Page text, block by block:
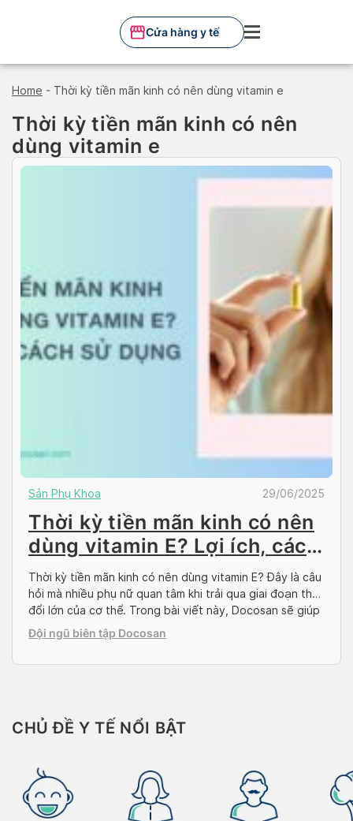
Cửa hàng y tế
Home - Thời kỳ tiền mãn kinh có nên dùng vitamin e
Thời kỳ tiền mãn kinh có nên
dùng vitamin e
Sản Phụ Khoa 29/06/2025
Thời kỳ tiền mãn kinh có nên
dùng vitamin E? Lợi ích, cách
sử dụng
Thời kỳ tiền mãn kinh có nên dùng vitamin E? Đây là câu
hỏi mà nhiều phụ nữ quan tâm khi trải qua giai đoạn thay
đổi lớn của cơ thể. Trong bài viết này, Docosan sẽ giúp
bạn hiểu rõ hơn về tác động của tiền mãn kinh đến sức
khỏe và cách bổ […]
Đội ngũ biên tập Docosan
CHỦ ĐỀ Y TẾ NỔI BẬT